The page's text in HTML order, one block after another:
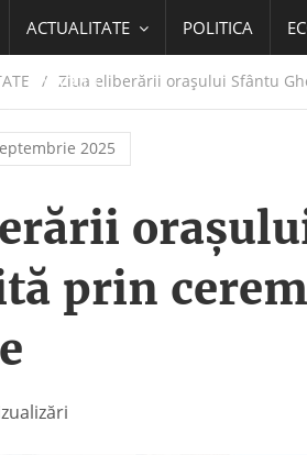
ACTUALITATE POLITICA
EDUCATIE
/ Ziua eliberării oraşului Sfântu
2025
prin